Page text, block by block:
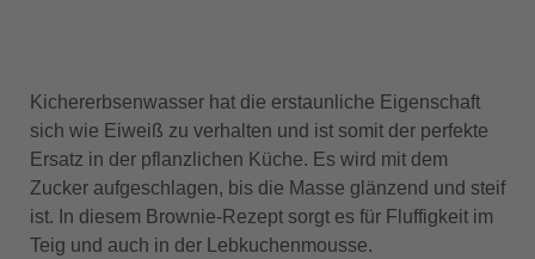
Kichererbsenwasser hat die erstaunliche Eigenschaft
sich wie Eiweiß zu verhalten und ist somit der perfekte
Ersatz in der pflanzlichen Küche. Es wird mit dem
Zucker aufgeschlagen, bis die Masse glänzend und steif
ist. In diesem Brownie-Rezept sorgt es für Fluffigkeit im
Teig und auch in der Lebkuchenmousse.